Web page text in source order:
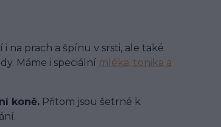
na prach a špínu v srsti, ale také
Máme i speciální mléka, tonika a
koně. Přitom jsou šetrné k